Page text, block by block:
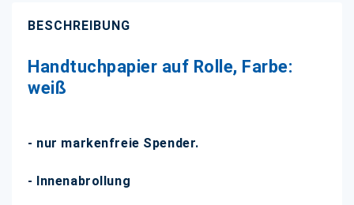
BESCHREIBUNG
Handtuchpapier auf Rolle, Farbe:
weiß
- nur markenfreie Spender.
- Innenabrollung